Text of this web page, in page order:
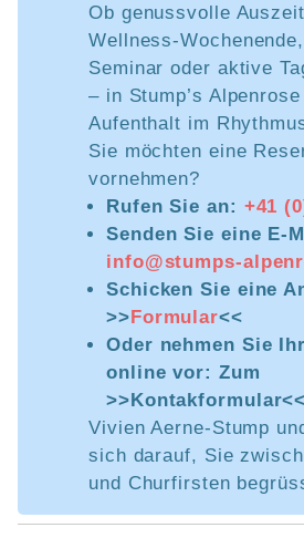
Ob genussvolle
Wellness-
Seminar oder aktive
– in Stump’s
Aufenthalt im
Sie möchten eine
vornehmen?
Rufen Sie an: +41
Senden Sie eine E-
info@stumps-
Schicken Sie eine
>> Formular<<
Oder nehmen Sie
online vor: Zum
>>Kontakformular<<
Vivien Aerne-Stump
sich darauf, Sie
und Churfirsten